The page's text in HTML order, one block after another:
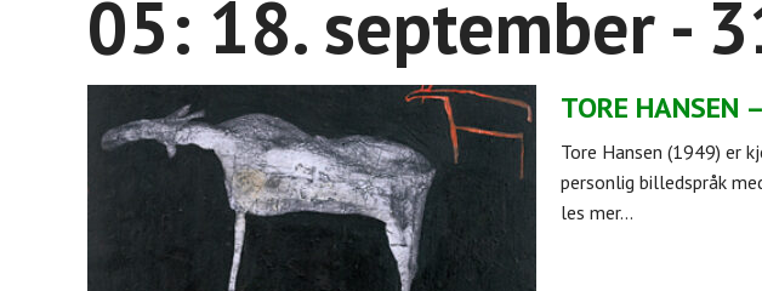
05: 18. september -
TORE
Tore Hansen (1949) er
personlig billedspråk
les mer...